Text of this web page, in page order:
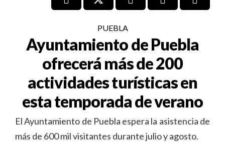
PUEBLA
Ayuntamiento de Puebla
ofrecerá más de 200
actividades turísticas en
esta temporada de verano
El Ayuntamiento de Puebla espera la asistencia de
más de 600 mil visitantes durante julio y agosto.